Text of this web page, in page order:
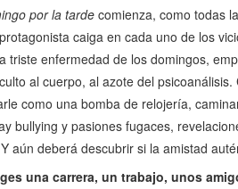
por la tarde comienza, como todas
caiga en cada uno de los
triste enfermedad de los domingos,
al cuerpo, al azote del
como una bomba de relojería,
bullying y pasiones fugaces,
aún deberá descubrir si la amistad
una carrera, un trabajo, unos